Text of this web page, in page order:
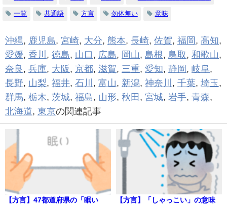
一覧 共通語 方言 勿体無い 意味
沖縄, 鹿児島, 宮崎, 大分, 熊本, 長崎, 佐賀, 福岡 , 高知,
愛媛, 香川 , 徳島, 山口 , 広島, 岡山, 島根, 鳥取, 和歌山,
奈良 , 兵庫, 大阪, 京都, 滋賀, 三重, 愛知, 静岡 , 岐阜,
長野, 山梨, 福井, 石川 , 富山, 新潟, 神奈川 , 千葉, 埼玉 ,
群馬, 栃木, 茨城, 福島, 山形, 秋田 , 宮城, 岩手, 青森,
北海道, 東京の関連記事
【方言】47都道府県の「眠い
【方言】「しゃっこい」の意味